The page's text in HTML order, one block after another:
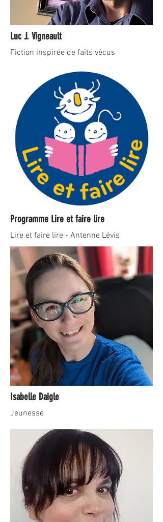
Luc J. Vigneault
Fiction inspirée de faits vécus
Programme Lire et faire lire
Lire et faire lire - Antenne Lévis
Isabelle Daigle
Jeunesse